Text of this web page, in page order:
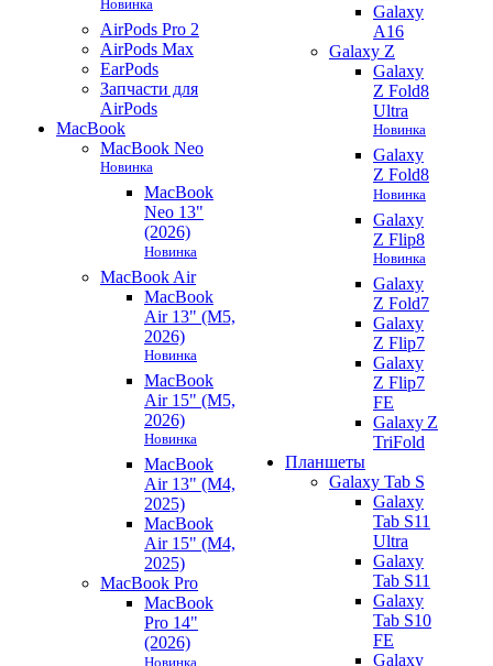
Новинка
AirPods Pro 2
AirPods Max
EarPods
Запчасти для
AirPods
MacBook
MacBook Neo
Новинка
MacBook
Neo 13"
(2026)
Новинка
MacBook Air
MacBook
Air 13" (M5,
2026)
Новинка
MacBook
Air 15" (M5,
2026)
Новинка
MacBook
Air 13" (M4,
2025)
MacBook
Air 15" (M4,
2025)
MacBook Pro
MacBook
Pro 14"
(2026)
Новинка
Galaxy
A16
Galaxy Z
Galaxy
Z Fold8
Ultra
Новинка
Galaxy
Z Fold8
Новинка
Galaxy
Z Flip8
Новинка
Galaxy
Z Fold7
Galaxy
Z Flip7
Galaxy
Z Flip7
FE
Galaxy Z
TriFold
Планшеты
Galaxy Tab S
Galaxy
Tab S11
Ultra
Galaxy
Tab S11
Galaxy
Tab S10
FE
Galaxy